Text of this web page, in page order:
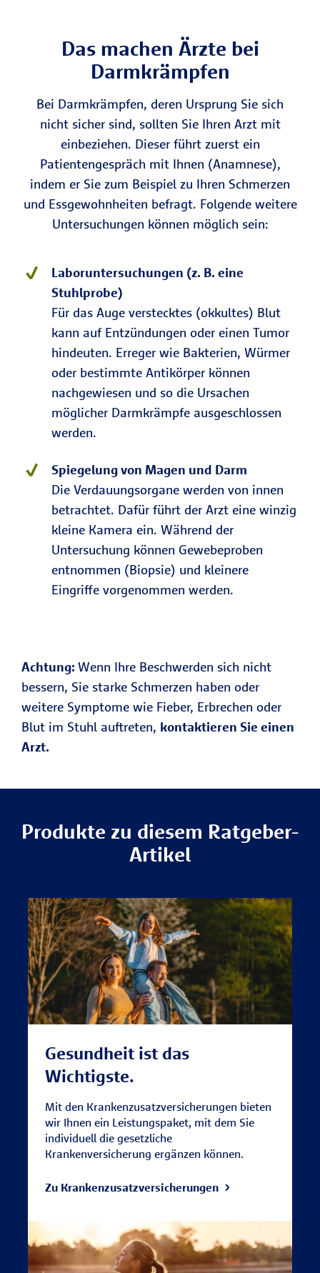
Das machen Ärzte bei
Darmkrämpfen
Bei Darmkrämpfen, deren Ursprung Sie sich
nicht sicher sind, sollten Sie Ihren Arzt mit
einbeziehen. Dieser führt zuerst ein
Patientengespräch mit Ihnen (Anamnese),
indem er Sie zum Beispiel zu Ihren Schmerzen
und Essgewohnheiten befragt. Folgende weitere
Untersuchungen können möglich sein:
Laboruntersuchungen (z. B. eine
Stuhlprobe)
Für das Auge verstecktes (okkultes) Blut
kann auf Entzündungen oder einen Tumor
hindeuten. Erreger wie Bakterien, Würmer
oder bestimmte Antikörper können
nachgewiesen und so die Ursachen
möglicher Darmkrämpfe ausgeschlossen
werden.
Spiegelung von Magen und Darm
Die Verdauungsorgane werden von innen
betrachtet. Dafür führt der Arzt eine winzig
kleine Kamera ein. Während der
Untersuchung können Gewebeproben
entnommen (Biopsie) und kleinere
Eingriffe vorgenommen werden.
Achtung: Wenn Ihre Beschwerden sich nicht
bessern, Sie starke Schmerzen haben oder
weitere Symptome wie Fieber, Erbrechen oder
Blut im Stuhl auftreten, kontaktieren Sie einen
Arzt.
Produkte zu diesem Ratgeber-
Artikel
Gesundheit ist das
Wichtigste.
Mit den Krankenzusatzversicherungen bieten
wir Ihnen ein Leistungspaket, mit dem Sie
individuell die gesetzliche
Krankenversicherung ergänzen können.
Zu Krankenzusatz­versicherungen